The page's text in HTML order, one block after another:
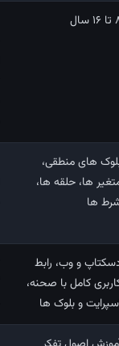
سال
‌های منطقی،
ها، حلقه‌ ها،
ها
و وب، رابط
کامل با صحنه،
و بلوک ‌ها